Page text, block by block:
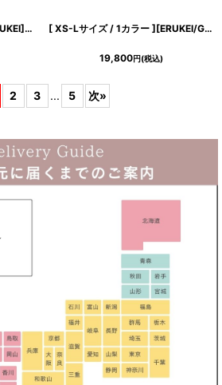
[ XS-Lサイズ / 2カラー ][ERUKEI]ワンカラー・シンプル・ラインストーン・キャミソール・フレア・Aライン・ミニドレス・ワンピース[送料無料] [ XS-Lサイズ / 1カラー ][ERUKEI/GINZA COUTURE]ピンク・ノースリーブ・花柄・プリント・シフォン・肩リボン・ティアード・フリル・アシンメトリー・ミニドレス・ワンピース[送料無料]
19,800円(税込)
2 3 ... 5 次»